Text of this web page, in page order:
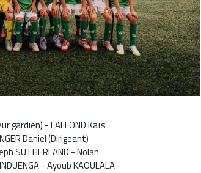
gardien) - LAFFOND Kaïs
Daniel (Dirigeant)
SUTHERLAND - Nolan
- Ayoub KAOULALA -